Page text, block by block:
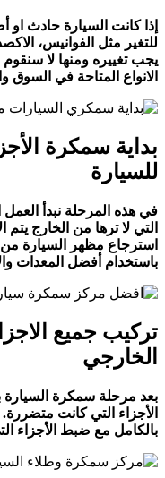
إذا كانت السيارة حادث او
للتغير مثل الفوانيس،
يجب تغييره ومنها لا
الانواع المتاحة في السوق
بداية سمكرة
للسيارة
في هذه المرحلة نبدأ
التي لا ترها من الخارج
استرجاع مظهر السيارة
باستخدام أفضل المعدات
تركيب جميع
الخارجي
بعد مرحلة سمكرة السيارة
الأجزاء التي كانت
بالكامل مع ضبط الأجزاء